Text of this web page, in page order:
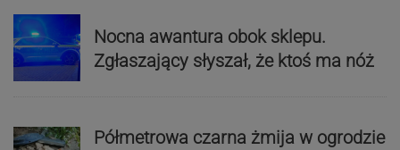
Nocna awantura obok sklepu.
Zgłaszający słyszał, że ktoś ma nóż
Półmetrowa czarna żmija w ogrodzie